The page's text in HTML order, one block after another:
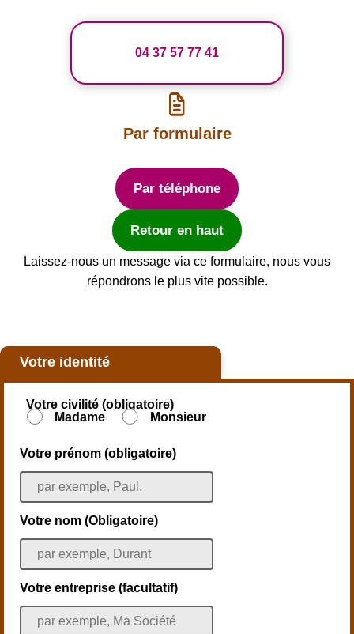
04 37 57 77 41
Par formulaire
Par téléphone
Retour en haut
Laissez-nous un message via ce formulaire, nous vous
répondrons le plus vite possible.
Votre identité
Votre civilité (obligatoire)
Madame
Monsieur
Votre prénom (obligatoire)
Votre nom (Obligatoire)
Votre entreprise (facultatif)